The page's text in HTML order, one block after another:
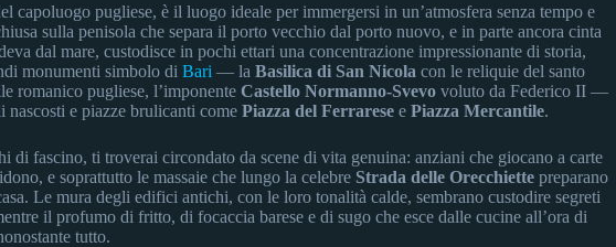
capoluogo pugliese, è il luogo ideale per immergersi in un’atmosfera senza tempo e
sulla penisola che separa il porto vecchio dal porto nuovo, e in parte ancora cinta
dal mare, custodisce in pochi ettari una concentrazione impressionante di storia,
monumenti simbolo di Bari — la Basilica di San Nicola con le reliquie del santo
romanico pugliese, l’imponente Castello Normanno-Svevo voluto da Federico II —
nascosti e piazze brulicanti come Piazza del Ferrarese e Piazza Mercantile.
di fascino, ti troverai circondato da scene di vita genuina: anziani che giocano a carte
e soprattutto le massaie che lungo la celebre Strada delle Orecchiette preparano
Le mura degli edifici antichi, con le loro tonalità calde, sembrano custodire segreti
il profumo di fritto, di focaccia barese e di sugo che esce dalle cucine all’ora di
tutto.